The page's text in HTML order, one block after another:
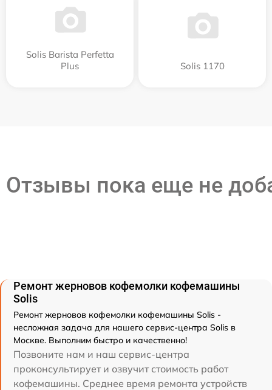
Solis Barista Perfetta
Plus
Solis 1170
Отзывы пока еще не
Ремонт жерновов кофемолки кофемашины
Solis
Ремонт жерновов кофемолки кофемашины Solis -
несложная задача для нашего сервис-центра Solis в
Москве. Выполним быстро и качественно!
Позвоните нам и наш сервис-центра
проконсультирует и озвучит стоимость работ
кофемашины. Среднее время ремонта устройств